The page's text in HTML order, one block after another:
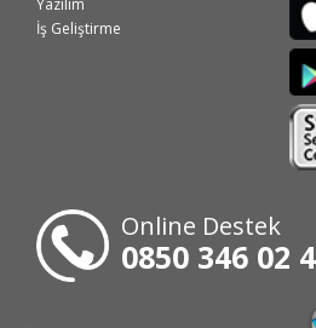
Yazılım
İş Geliştirme
Online Destek
0850 346 02